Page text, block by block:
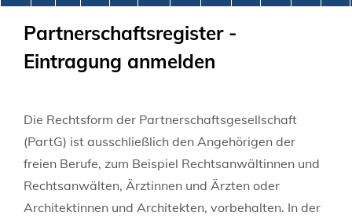
Partnerschaftsregister -
Eintragung anmelden
Die Rechtsform der Partnerschaftsgesellschaft
(PartG) ist ausschließlich den Angehörigen der
freien Berufe, zum Beispiel Rechtsanwältinnen und
Rechtsanwälten, Ärztinnen und Ärzten oder
Architektinnen und Architekten, vorbehalten. In der